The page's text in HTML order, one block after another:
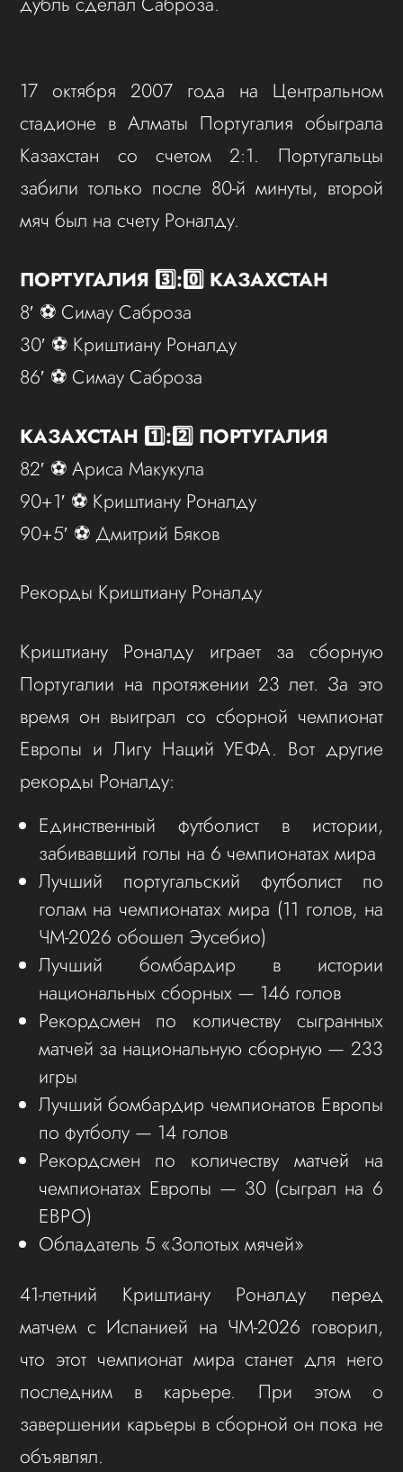
17 октября 2007 года на Центральном
стадионе в Алматы Португалия обыграла
Казахстан со счетом 2:1. Португальцы
забили только после 80-й минуты, второй
мяч был на счету Роналду.
ПОРТУГАЛИЯ 3️⃣:0️⃣ КАЗАХСТАН
8′ ⚽️ Симау Саброза
30′ ⚽️ Криштиану Роналду
86′ ⚽️ Симау Саброза
КАЗАХСТАН 1️⃣:2️⃣ ПОРТУГАЛИЯ
82′ ⚽️ Ариса Макукула
90+1′ ⚽️ Криштиану Роналду
90+5′ ⚽️ Дмитрий Бяков
Рекорды Криштиану Роналду
Криштиану Роналду играет за сборную
Португалии на протяжении 23 лет. За это
время он выиграл со сборной чемпионат
Европы и Лигу Наций УЕФА. Вот другие
рекорды Роналду:
Единственный футболист в истории,
забивавший голы на 6 чемпионатах мира
Лучший португальский футболист по
голам на чемпионатах мира (11 голов, на
ЧМ-2026 обошел Эусебио)
Лучший бомбардир в истории
национальных сборных — 146 голов
Рекордсмен по количеству сыгранных
матчей за национальную сборную — 233
игры
Лучший бомбардир чемпионатов Европы
по футболу — 14 голов
Рекордсмен по количеству матчей на
чемпионатах Европы — 30 (сыграл на 6
ЕВРО)
Обладатель 5 «Золотых мячей»
41-летний Криштиану Роналду перед
матчем с Испанией на ЧМ-2026 говорил,
что этот чемпионат мира станет для него
последним в карьере. При этом о
завершении карьеры в сборной он пока не
объявлял.